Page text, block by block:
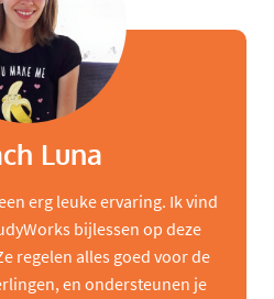
Luna
erg leuke ervaring. Ik vind
bijlessen op deze
regelen alles goed voor de
en ondersteunen je